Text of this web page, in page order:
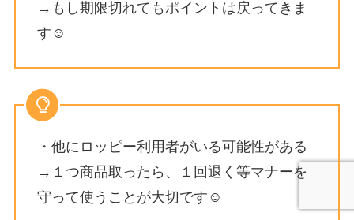
→もし期限切れてもポイントは戻ってきま
す☺︎
・他にロッピー利用者がいる可能性がある
→１つ商品取ったら、１回退く等マナーを
守って使うことが大切です☺︎